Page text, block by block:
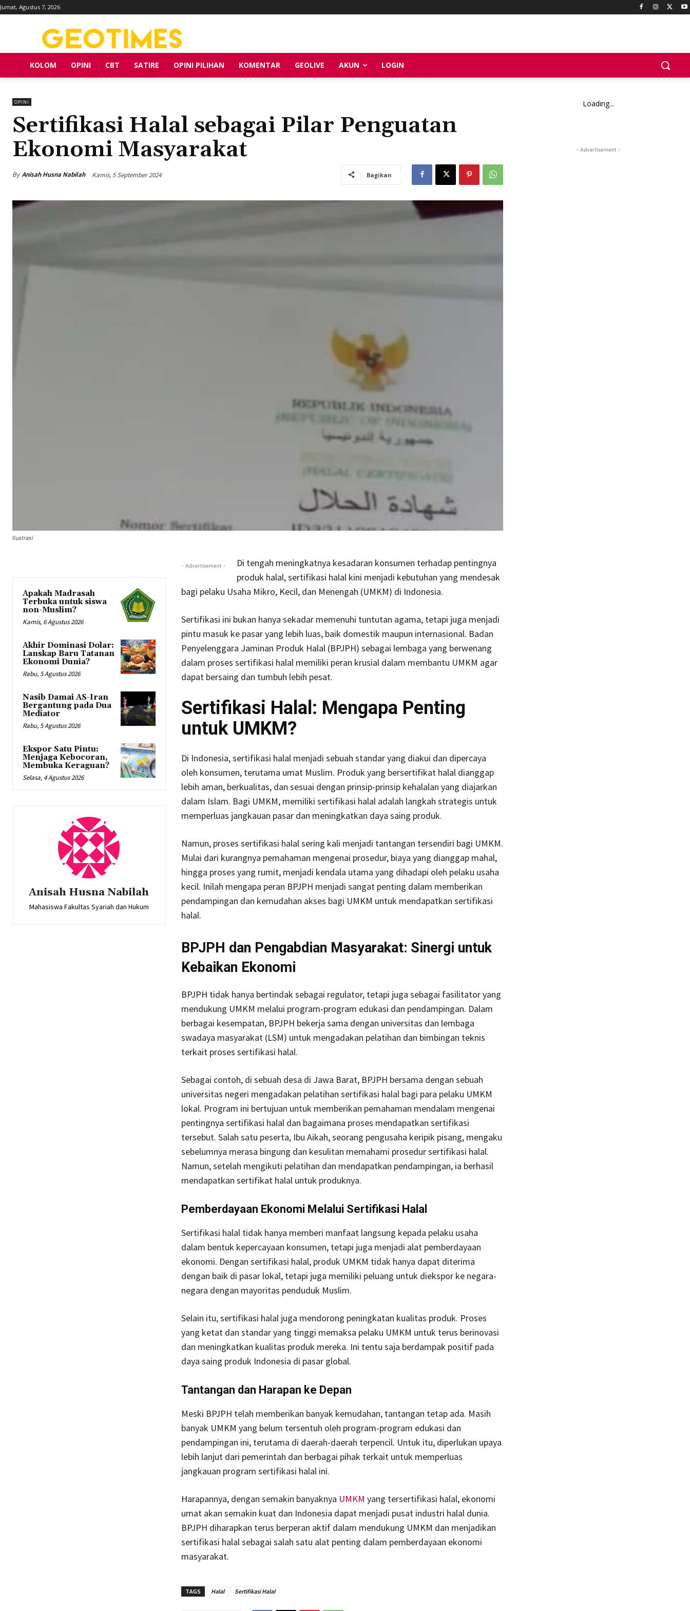
Jumat, Agustus 7, 2026
KOLOM OPINI CBT SATIRE OPINI PILIHAN KOMENTAR GEOLIVE AKUN LOGIN
OPINI
Sertifikasi Halal sebagai Pilar Penguatan
Ekonomi Masyarakat
By Anisah Husna Nabilah Kamis, 5 September 2024 Bagikan
Ilustrasi
Apakah Madrasah
Terbuka untuk siswa
non-Muslim?
Kamis, 6 Agustus 2026
Akhir Dominasi Dolar:
Lanskap Baru Tatanan
Ekonomi Dunia?
Rabu, 5 Agustus 2026
Nasib Damai AS-Iran
Bergantung pada Dua
Mediator
Rabu, 5 Agustus 2026
Ekspor Satu Pintu:
Menjaga Kebocoran,
Membuka Keraguan?
Selasa, 4 Agustus 2026
Anisah Husna Nabilah
Mahasiswa Fakultas Syariah dan Hukum
- Advertisement -
Di tengah meningkatnya kesadaran konsumen terhadap pentingnya
produk halal, sertifikasi halal kini menjadi kebutuhan yang mendesak
bagi pelaku Usaha Mikro, Kecil, dan Menengah (UMKM) di Indonesia.
Sertifikasi ini bukan hanya sekadar memenuhi tuntutan agama, tetapi juga menjadi
pintu masuk ke pasar yang lebih luas, baik domestik maupun internasional. Badan
Penyelenggara Jaminan Produk Halal (BPJPH) sebagai lembaga yang berwenang
dalam proses sertifikasi halal memiliki peran krusial dalam membantu UMKM agar
dapat bersaing dan tumbuh lebih pesat.
Sertifikasi Halal: Mengapa Penting
untuk UMKM?
Di Indonesia, sertifikasi halal menjadi sebuah standar yang diakui dan dipercaya
oleh konsumen, terutama umat Muslim. Produk yang bersertifikat halal dianggap
lebih aman, berkualitas, dan sesuai dengan prinsip-prinsip kehalalan yang diajarkan
dalam Islam. Bagi UMKM, memiliki sertifikasi halal adalah langkah strategis untuk
memperluas jangkauan pasar dan meningkatkan daya saing produk.
Namun, proses sertifikasi halal sering kali menjadi tantangan tersendiri bagi UMKM.
Mulai dari kurangnya pemahaman mengenai prosedur, biaya yang dianggap mahal,
hingga proses yang rumit, menjadi kendala utama yang dihadapi oleh pelaku usaha
kecil. Inilah mengapa peran BPJPH menjadi sangat penting dalam memberikan
pendampingan dan kemudahan akses bagi UMKM untuk mendapatkan sertifikasi
halal.
BPJPH dan Pengabdian Masyarakat: Sinergi untuk
Kebaikan Ekonomi
BPJPH tidak hanya bertindak sebagai regulator, tetapi juga sebagai fasilitator yang
mendukung UMKM melalui program-program edukasi dan pendampingan. Dalam
berbagai kesempatan, BPJPH bekerja sama dengan universitas dan lembaga
swadaya masyarakat (LSM) untuk mengadakan pelatihan dan bimbingan teknis
terkait proses sertifikasi halal.
Sebagai contoh, di sebuah desa di Jawa Barat, BPJPH bersama dengan sebuah
universitas negeri mengadakan pelatihan sertifikasi halal bagi para pelaku UMKM
lokal. Program ini bertujuan untuk memberikan pemahaman mendalam mengenai
pentingnya sertifikasi halal dan bagaimana proses mendapatkan sertifikasi
tersebut. Salah satu peserta, Ibu Aikah, seorang pengusaha keripik pisang, mengaku
sebelumnya merasa bingung dan kesulitan memahami prosedur sertifikasi halal.
Namun, setelah mengikuti pelatihan dan mendapatkan pendampingan, ia berhasil
mendapatkan sertifikat halal untuk produknya.
Pemberdayaan Ekonomi Melalui Sertifikasi Halal
Sertifikasi halal tidak hanya memberi manfaat langsung kepada pelaku usaha
dalam bentuk kepercayaan konsumen, tetapi juga menjadi alat pemberdayaan
ekonomi. Dengan sertifikasi halal, produk UMKM tidak hanya dapat diterima
dengan baik di pasar lokal, tetapi juga memiliki peluang untuk diekspor ke negara-
negara dengan mayoritas penduduk Muslim.
Selain itu, sertifikasi halal juga mendorong peningkatan kualitas produk. Proses
yang ketat dan standar yang tinggi memaksa pelaku UMKM untuk terus berinovasi
dan meningkatkan kualitas produk mereka. Ini tentu saja berdampak positif pada
daya saing produk Indonesia di pasar global.
Tantangan dan Harapan ke Depan
Meski BPJPH telah memberikan banyak kemudahan, tantangan tetap ada. Masih
banyak UMKM yang belum tersentuh oleh program-program edukasi dan
pendampingan ini, terutama di daerah-daerah terpencil. Untuk itu, diperlukan upaya
lebih lanjut dari pemerintah dan berbagai pihak terkait untuk memperluas
jangkauan program sertifikasi halal ini.
Harapannya, dengan semakin banyaknya UMKM yang tersertifikasi halal, ekonomi
umat akan semakin kuat dan Indonesia dapat menjadi pusat industri halal dunia.
BPJPH diharapkan terus berperan aktif dalam mendukung UMKM dan menjadikan
sertifikasi halal sebagai salah satu alat penting dalam pemberdayaan ekonomi
masyarakat.
TAGS Halal Sertifikasi Halal
Loading...
- Advertisement -